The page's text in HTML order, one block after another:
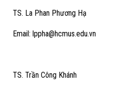
TS. La Phan Phương Hạ
Email: lppha@hcmus.edu.vn
TS. Trần Công Khánh